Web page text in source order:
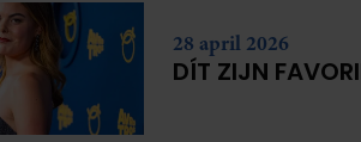
28 april 2026
DÍT ZIJN